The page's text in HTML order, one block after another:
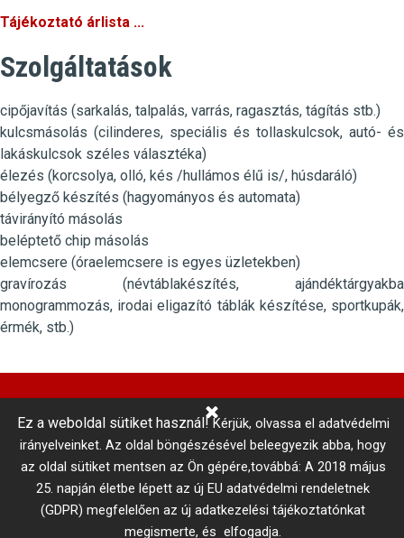
Tájékoztató árlista ...
Szolgáltatások
cipőjavítás (sarkalás, talpalás, varrás, ragasztás, tágítás stb.)
kulcsmásolás (cilinderes, speciális és tollaskulcsok, autó- és
lakáskulcsok széles választéka)
élezés (korcsolya, olló, kés /hullámos élű is/, húsdaráló)
bélyegző készítés (hagyományos és automata)
távirányító másolás
beléptető chip másolás
elemcsere (óraelemcsere is egyes üzletekben)
gravírozás (névtáblakészítés, ajándéktárgyakba
monogrammozás, irodai eligazító táblák készítése, sportkupák,
érmék, stb.)
MISTER MINIT © 2017
Minden jog fenntartva!
Adatkezelési tájékoztató
Vállalási szabályzat
telefonszám: +36 1 866 3300 # 3206
Ez a weboldal sütiket használ!Kérjük, olvassa el adatvédelmi
irányelveinket. Az oldal böngészésével beleegyezik abba, hogy
az oldal sütiket mentsen az Ön gépére,továbbá: A 2018 május
25. napján életbe lépett az új EU adatvédelmi rendeletnek
(GDPR) megfelelően az új adatkezelési tájékoztatónkat
megismerte, és elfogadja.